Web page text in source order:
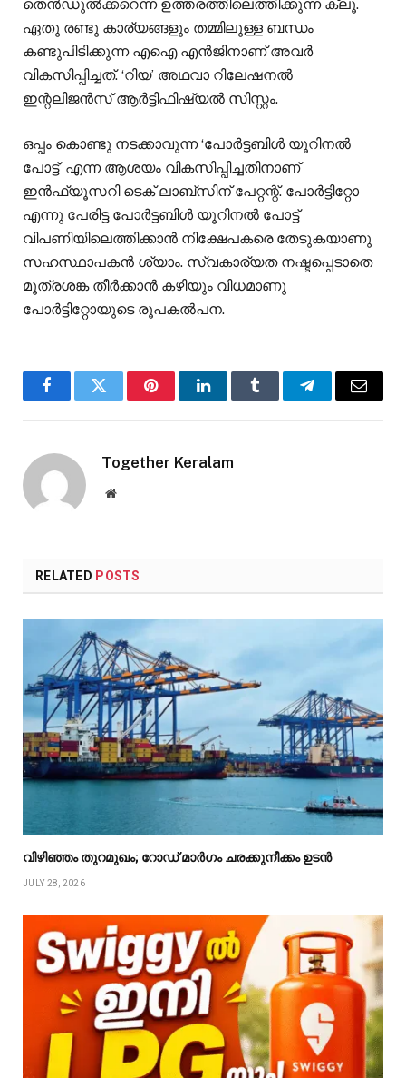
തെൻഡുൽക്കറെന്ന ഉത്തരത്തിലെത്തിക്കുന്ന ക്ലൂ.
ഏതു രണ്ടു കാര്യങ്ങളും തമ്മിലുള്ള ബന്ധം
കണ്ടുപിടിക്കുന്ന എഐ എൻജിനാണ് അവർ
വികസിപ്പിച്ചത്. ‘റിയ’ അഥവാ റിലേഷനൽ
ഇന്റലിജൻസ് ആർട്ടിഫിഷ്യൽ സിസ്റ്റം.
ഒപ്പം കൊണ്ടു നടക്കാവുന്ന ‘പോർട്ടബിൾ യൂറിനൽ
പോട്ട്’ എന്ന ആശയം വികസിപ്പിച്ചതിനാണ്
ഇൻഫ്യൂസറി ടെക് ലാബ്സിന് പേറ്റന്റ്. പോർട്ടിറ്റോ
എന്നു പേരിട്ട പോർട്ടബിൾ യൂറിനൽ പോട്ട്
വിപണിയിലെത്തിക്കാൻ നിക്ഷേപകരെ തേടുകയാണു
സഹസ്ഥാപകൻ ശ്യാം. സ്വകാര്യത നഷ്ടപ്പെടാതെ
മൂത്രശങ്ക തീർക്കാൻ കഴിയും വിധമാണു
പോർട്ടിറ്റോയുടെ രൂപകൽപന.
FacebookTwitter PinterestLinkedInTumblr TelegramEmail
Together Keralam
Website
RELATED POSTS
വിഴിഞ്ഞം തുറമുഖം; റോഡ് മാർഗം ചരക്കുനീക്കം ഉടൻ
JULY 28, 2026